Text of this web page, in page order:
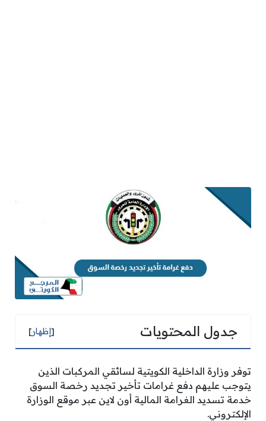
جدول المحتويات [إظهار]
توفر وزارة الداخلية الكويتية لسائقي المركبات الذين
يتوجب عليهم دفع غرامات تأخير تجديد رخصة السوق
خدمة تسديد الغرامة المالية أون لاين عبر موقع الوزارة
الإلكتروني.